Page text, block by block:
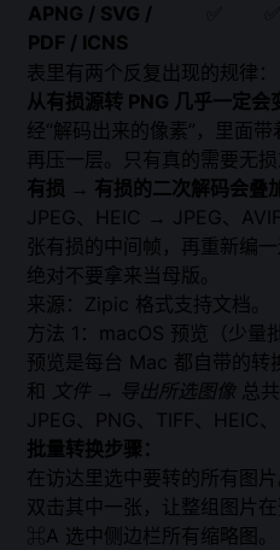
APNG / SVG /
PDF / ICNS
表里有两个反复出现的规律：
从有损源转 PNG 几乎一定会
经“解码出来的像素”，里面
再压一层。只有真的需要无损
有损 → 有损的二次解码会叠
JPEG、HEIC → JPEG、
张有损的中间帧，再重新编
绝对不要拿来当母版。
来源： Zipic 格式支持文档。
方法 1：macOS 预览（少量
预览是每台 Mac 都自带的转
和 文件 → 导出所选图像 总
JPEG、PNG、TIFF、HEIC
批量转换步骤：
在访达里选中要转的所有图片
双击其中一张，让整组图片在
⌘A 选中侧边栏所有缩略图。